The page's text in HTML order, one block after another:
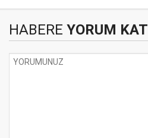
HABERE YORUM KAT